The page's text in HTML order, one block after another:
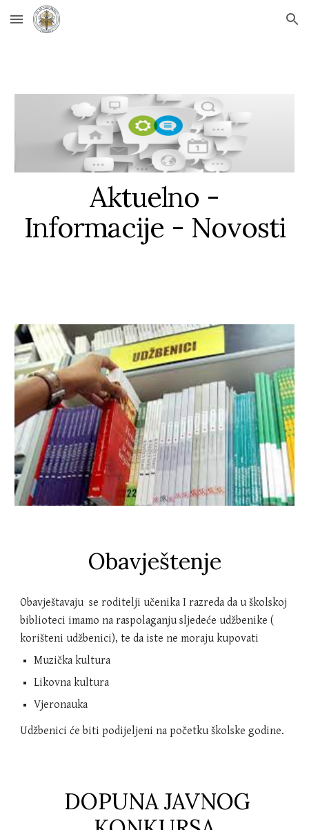
Skip to main content Skip to navigation
Aktuelno -
Informacije - Novosti
Obavještenje
Obavještavaju se roditelji učenika I razreda da u školskoj
biblioteci imamo na raspolaganju sljedeće udžbenike (
korišteni udžbenici), te da iste ne moraju kupovati
Muzička kultura
Likovna kultura
Vjeronauka
Udžbenici će biti podijeljeni na početku školske godine.
DOPUNA JAVNOG